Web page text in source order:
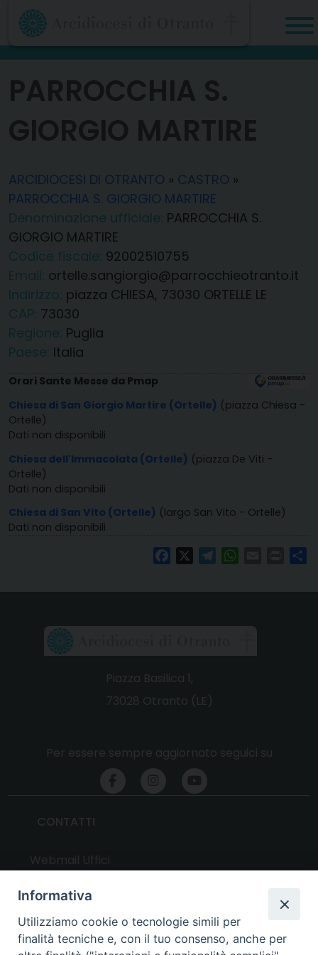
Skip
content
PARROCCHIA S.
GIORGIO MARTIRE
ARCIDIOCESI DI OTRANTO » CASTRO »
PARROCCHIA S. GIORGIO MARTIRE
Denominazione ufficiale: PARROCCHIA S.
GIORGIO MARTIRE
Codice fiscale: 92002510755
Email: ortelle.sangiorgio@parrocchieotranto.it
Indirizzo: piazza CHIESA, 73030 ORTELLE LE
CAP: 73030
Regione: Puglia
Paese: Italia
Orari Sante Messe da Pmap
Chiesa di San Giorgio Martire (Ortelle) (piazza Chiesa -
Ortelle)
Dati non disponibili
Chiesa dell'Immacolata (Ortelle) (piazza De Viti -
Ortelle)
Dati non disponibili
Chiesa di San Vito (Ortelle) (largo San Vito - Ortelle)
Dati non disponibili
FacebookTelegramWhatsAppPrint
UTILITY
Informativa
Utilizziamo cookie o tecnologie simili per
finalità tecniche e, con il tuo consenso, anche per